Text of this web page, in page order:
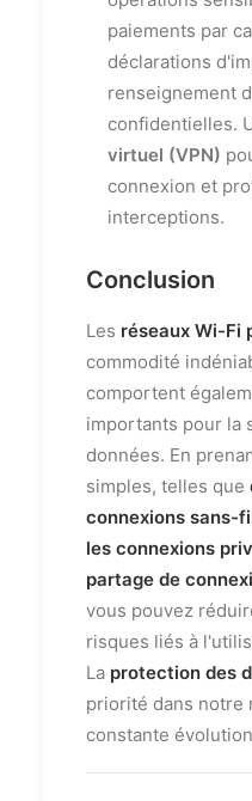
paiements par
déclarations
renseignement
confidentielles.
virtuel (VPN)
connexion et
interceptions.
Conclusion
Les réseaux Wi-Fi
commodité
comportent
importants pour la
données. En
simples, telles que
connexions sans-
les connexions
partage de
vous pouvez
risques liés à
La protection des
priorité dans notre
constante